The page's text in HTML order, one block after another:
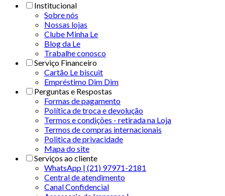
Institucional
Sobre nós
Nossas lojas
Clube Minha Le
Blog da Le
Trabalhe conosco
Serviço Financeiro
Cartão Le biscuit
Empréstimo Dim Dim
Perguntas e Respostas
Formas de pagamento
Política de troca e devolução
Termos e condições - retirada na Loja
Termos de compras internacionais
Politica de privacidade
Mapa do site
Serviços ao cliente
WhatsApp | (21) 97971-2181
Central de atendimento
Canal Confidencial